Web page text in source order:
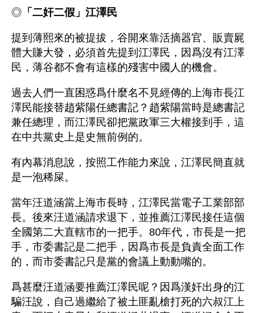
◎ 「二奸二假」江澤民
提到薄熙來的被提拔，谷開來靠活摘器官、販賣屍
體大賺大發，必須首先提到江澤民，因爲沒有江澤
民，薄谷都不會有這樣的殘害中國人的機會。
過去人們一直困惑爲什麼名不見經傳的上海市長江
澤民能接替趙紫陽任總書記？趙紫陽當時是總書記
兼任總理，而江澤民卻把黨政軍三大權接到手，這
在中共黨史上是史無前例的。
有內幕消息說，按照工作能力來說，江澤民簡直就
是一泡稀屎。
當年汪道涵當上海市長時，江澤民當電子工業部部
長。後來汪道涵請求退下，並推薦江澤民接任這個
全國第二大直轄市的一把手。80年代，市長是一把
手，市委書記是二把手，因爲市長是負責全面工作
的，而市委書記只是黨的會議上動動嘴的。
爲甚麼汪道涵要推薦江澤民呢？因爲漢奸出身的江
騙汪說，自己過繼給了被土匪亂槍打死的六叔江上